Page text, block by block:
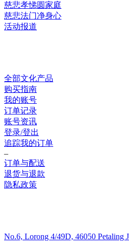
慈悲孝悌圆家庭
慈悲法门净身心
活动报道
全部文化产品
购买指南
我的账号
订单记录
账号资讯
登录/登出
追踪我的订单
–
订单与配送
退货与退款
隐私政策
No.6, Lorong 4/49D, 46050 Petaling